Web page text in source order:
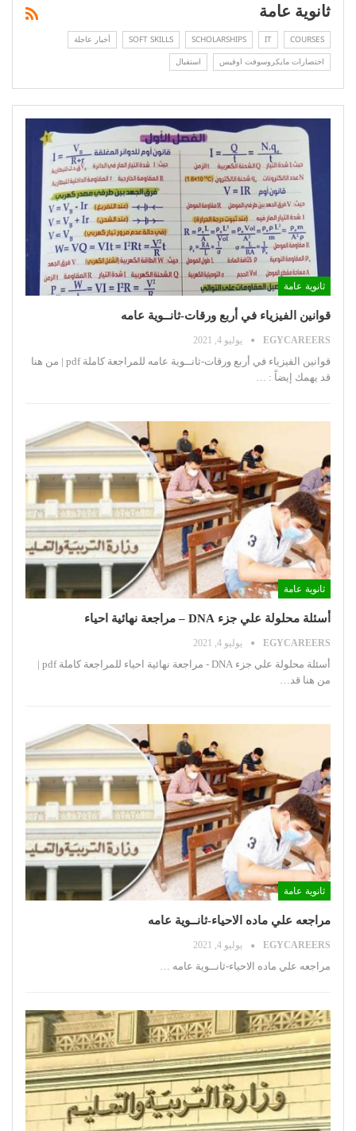
ثانوية عامة
COURSES
IT
SCHOLARSHIPS
SOFT SKILLS
أخبار عاجلة
اختصارات مايكروسوفت اوفيس
استقبال
ثانوية عامة
قوانين الفيزياء في أربع ورقات-ثانــوية عامه
EGYCAREERS يوليو 4, 2021
قوانين الفيزياء في أربع ورقات-ثانــوية عامه للمراجعة كاملة pdf | من هنا
قد يهمك إيضاً :
ثانوية عامة
أسئلة محلولة علي جزء DNA – مراجعة نهائية احياء
EGYCAREERS يوليو 4, 2021
أسئلة محلولة علي جزء DNA - مراجعة نهائية احياء
للمراجعة كاملة pdf |
من هنا قد
ثانوية عامة
مراجعه علي ماده الاحياء-ثانــوية عامه
EGYCAREERS يوليو 4, 2021
مراجعه علي ماده الاحياء-ثانــوية عامه …